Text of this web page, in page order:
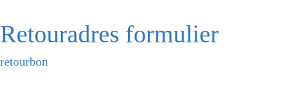
Retouradres formulier
retourbon